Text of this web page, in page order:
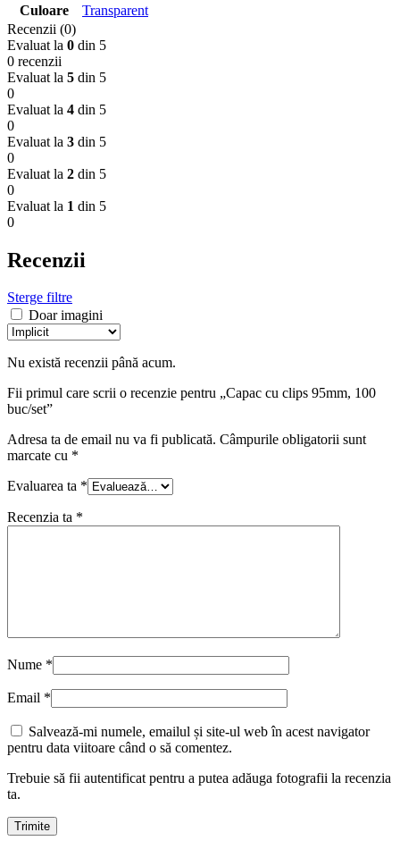
Culoare
Transparent
Recenzii (0)
Evaluat la 0 din 5
0 recenzii
Evaluat la 5 din 5
0
Evaluat la 4 din 5
0
Evaluat la 3 din 5
0
Evaluat la 2 din 5
0
Evaluat la 1 din 5
0
Recenzii
Sterge filtre
Doar imagini
Nu există recenzii până acum.
Fii primul care scrii o recenzie pentru „Capac cu clips 95mm, 100
buc/set”
Adresa ta de email nu va fi publicată. Câmpurile obligatorii sunt
marcate cu *
Evaluarea ta *
Recenzia ta *
Nume *
Email *
Salvează-mi numele, emailul și site-ul web în acest navigator
pentru data viitoare când o să comentez.
Trebuie să fii autentificat pentru a putea adăuga fotografii la recenzia
ta.